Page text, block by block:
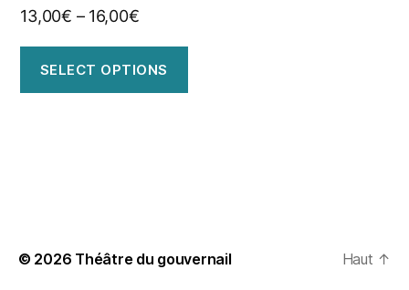
13,00€ – 16,00€
SELECT OPTIONS
© 2026 Théâtre du gouvernail Haut ↑